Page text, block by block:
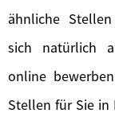
ähnliche
sich natürlich
online
Stellen für Sie